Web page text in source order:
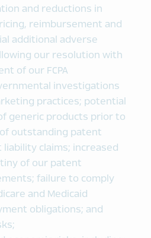
and reductions in
reimbursement and
additional adverse
our resolution with
of our FCPA
investigations
practices; potential
generic products prior to
outstanding patent
liability claims; increased
of our patent
failure to comply
and Medicaid
obligations; and